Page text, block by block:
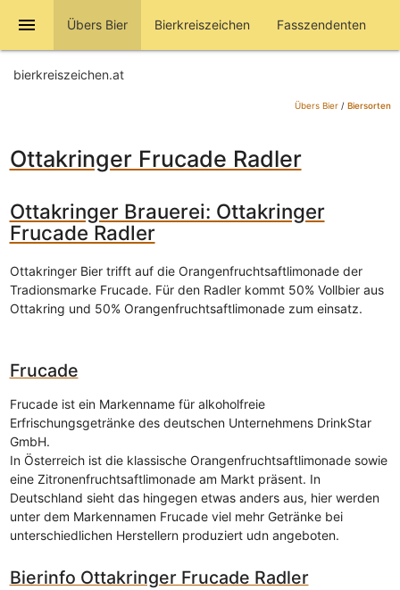
menu Übers Bier Bierkreiszeichen Fasszendenten
bierkreiszeichen.at
Übers Bier/ Biersorten
Ottakringer Frucade Radler
Ottakringer Brauerei: Ottakringer
Frucade Radler
Ottakringer Bier trifft auf die Orangenfruchtsaftlimonade der
Tradionsmarke Frucade. Für den Radler kommt 50% Vollbier aus
Ottakring und 50% Orangenfruchtsaftlimonade zum einsatz.
Frucade
Frucade ist ein Markenname für alkoholfreie
Erfrischungsgetränke des deutschen Unternehmens DrinkStar
GmbH.
In Österreich ist die klassische Orangenfruchtsaftlimonade sowie
eine Zitronenfruchtsaftlimonade am Markt präsent. In
Deutschland sieht das hingegen etwas anders aus, hier werden
unter dem Markennamen Frucade viel mehr Getränke bei
unterschiedlichen Herstellern produziert udn angeboten.
Bierinfo Ottakringer Frucade Radler